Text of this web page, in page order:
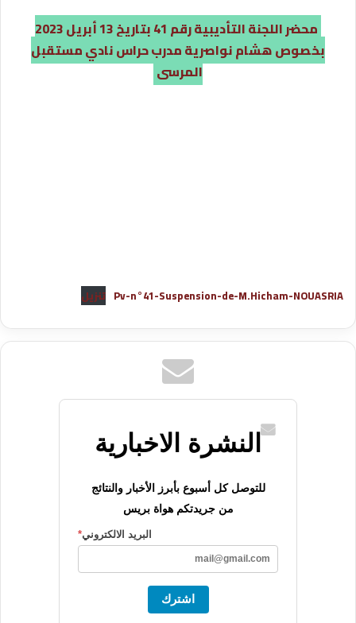
محضر اللجنة التأديبية رقم 41 بتاريخ 13 أبريل 2023
بخصوص هشام نواصرية مدرب حراس نادي مستقبل
المرسى
Pv-n°41-Suspension-de-M.Hicham-NOUASRIA تنزيل
النشرة الاخبارية
للتوصل كل أسبوع بأبرز الأخبار والنتائج
من جريدتكم هواة بريس
البريد الالكتروني*
اشترك